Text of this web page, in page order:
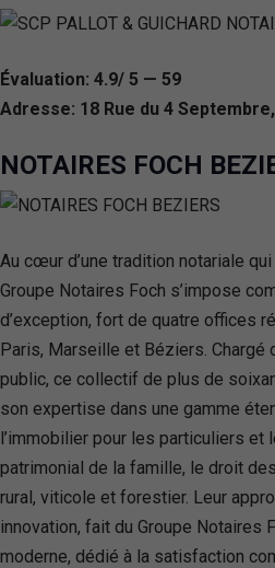
Évaluation: 4.9/ 5 — 59
Adresse: 18 Rue du 4
NOTAIRES FOCH
Au cœur d’une tradition notariale
Groupe Notaires Foch s’impose
d’exception, fort de quatre offices
Paris, Marseille et Béziers. Chargé
public, ce collectif de plus de
son expertise dans une gamme
l’immobilier pour les particuliers
patrimonial de la famille, le droit
rural, viticole et forestier. Leur
innovation, fait du Groupe Notaires
moderne, dédié à la satisfaction